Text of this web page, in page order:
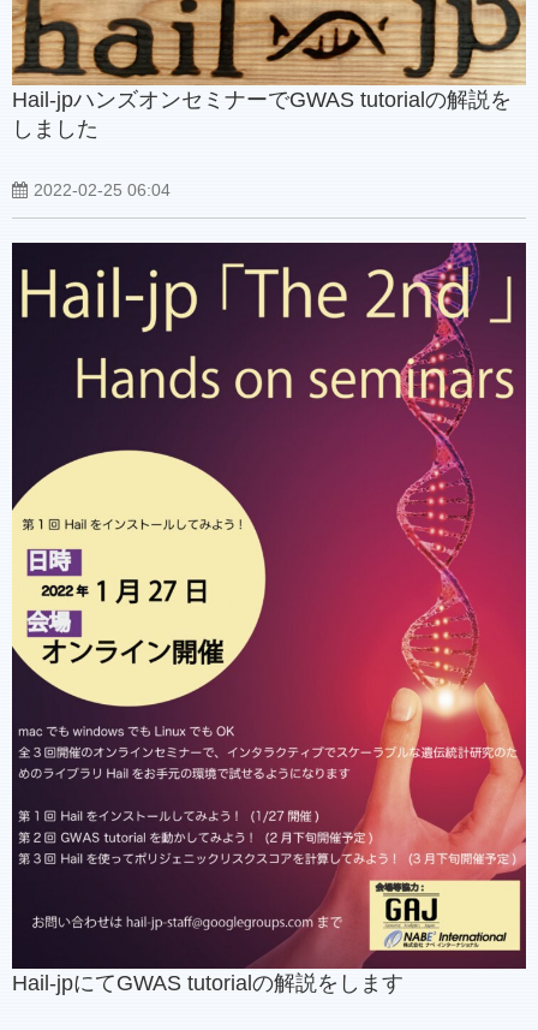
Hail-jpハンズオンセミナーでGWAS tutorialの解説を
しました
2022-02-25 06:04
Hail-jpにてGWAS tutorialの解説をします